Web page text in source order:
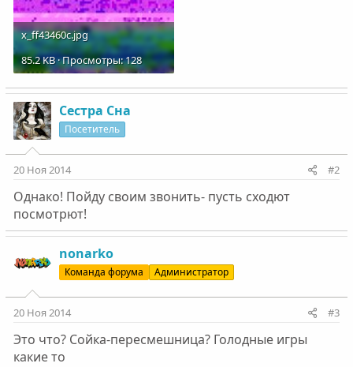
x_ff43460c.jpg
85.2 KB · Просмотры: 128
Сестра Сна
Посетитель
20 Ноя 2014 #2
Однако! Пойду своим звонить- пусть сходют
посмотрют!
nonarko
Команда форума Администратор
20 Ноя 2014 #3
Это что? Сойка-пересмешница? Голодные игры
какие то